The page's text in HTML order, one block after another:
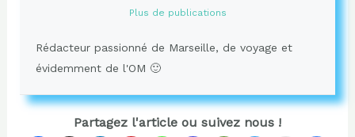
Plus de publications
Rédacteur passionné de Marseille, de voyage et
évidemment de l'OM 🙂
Partagez l'article ou suivez nous !